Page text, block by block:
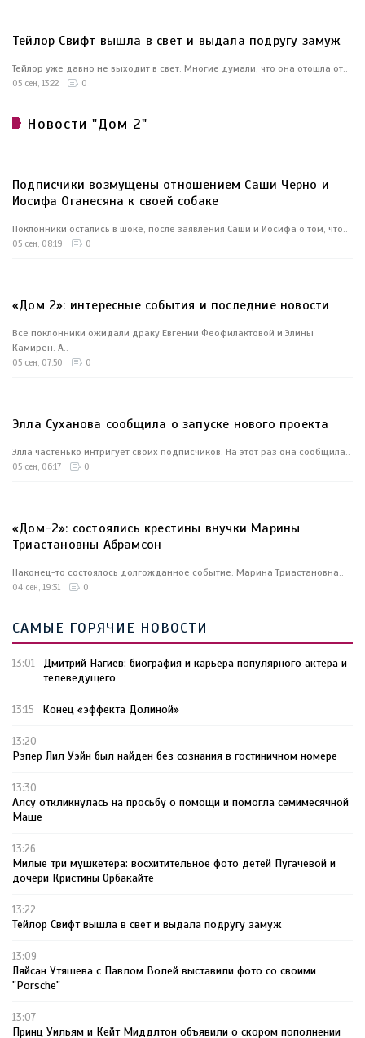
Тейлор Свифт вышла в свет и выдала подругу замуж
Тейлор уже давно не выходит в свет. Многие думали, что она отошла от..
05 сен, 13:22
0
Новости "Дом 2"
Подписчики возмущены отношением Саши Черно и
Иосифа Оганесяна к своей собаке
Поклонники остались в шоке, после заявления Саши и Иосифа о том, что..
05 сен, 08:19
0
«Дом 2»: интересные события и последние новости
Все поклонники ожидали драку Евгении Феофилактовой и Элины
Камирен. А..
05 сен, 07:50
0
Элла Суханова сообщила о запуске нового проекта
Элла частенько интригует своих подписчиков. На этот раз она сообщила..
05 сен, 06:17
0
«Дом-2»: состоялись крестины внучки Марины
Триастановны Абрамсон
Наконец-то состоялось долгожданное событие. Марина Триастановна..
04 сен, 19:31
0
САМЫЕ ГОРЯЧИЕ НОВОСТИ
13:01
Дмитрий Нагиев: биография и карьера популярного актера и
телеведущего
13:15 Конец «эффекта Долиной»
13:20
Рэпер Лил Уэйн был найден без сознания в гостиничном номере
13:30
Алсу откликнулась на просьбу о помощи и помогла семимесячной
Маше
13:26
Милые три мушкетера: восхитительное фото детей Пугачевой и
дочери Кристины Орбакайте
13:22
Тейлор Свифт вышла в свет и выдала подругу замуж
13:09
Ляйсан Утяшева с Павлом Волей выставили фото со своими
"Porsche"
13:07
Принц Уильям и Кейт Миддлтон объявили о скором пополнении